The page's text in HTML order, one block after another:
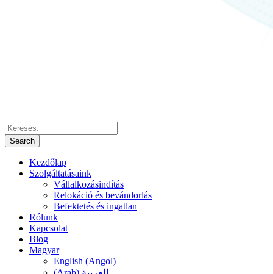
Search
Kezdőlap
Szolgáltatásaink
Vállalkozásindítás
Relokáció és bevándorlás
Befektetés és ingatlan
Rólunk
Kapcsolat
Blog
Magyar
English (Angol)